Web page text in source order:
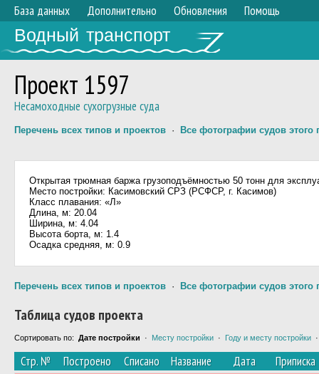
База данных Дополнительно Обновления Помощь
Водный транспорт
Проект 1597
Несамоходные сухогрузные суда
Перечень всех типов и проектов · Все фотографии судов этого
Открытая трюмная баржа грузоподъёмностью 50 тонн для
Место постройки: Касимовский СРЗ (РСФСР, г. Касимов)
Класс плавания: «Л»
Длина, м: 20.04
Ширина, м: 4.04
Высота борта, м: 1.4
Осадка средняя, м: 0.9
Перечень всех типов и проектов · Все фотографии судов этого
Таблица судов проекта
Сортировать по: Дате постройки · Месту постройки · Году и месту постройки
Стр. № Построено Списано Название Дата Приписка